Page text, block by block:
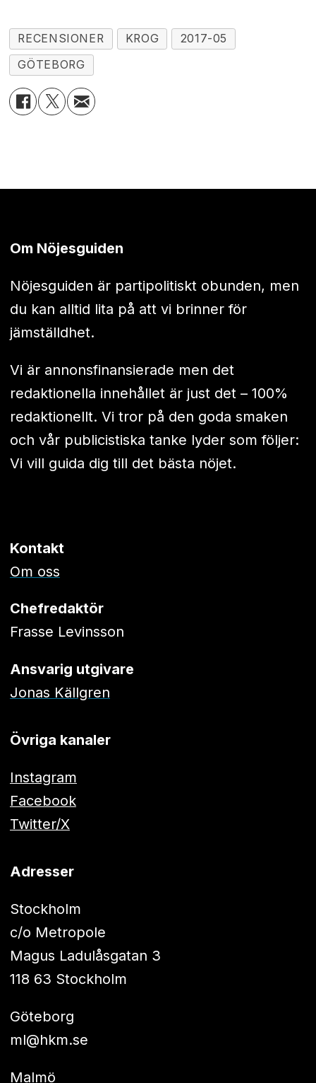
RECENSIONER KROG
2017-05
GÖTEBORG
Om Nöjesguiden
Nöjesguiden är partipolitiskt obunden, men
du kan alltid lita på att vi brinner för
jämställdhet.
Vi är annonsfinansierade men det
redaktionella innehållet är just det – 100%
redaktionellt. Vi tror på den goda smaken
och vår publicistiska tanke lyder som följer:
Vi vill guida dig till det bästa nöjet.
Kontakt
Om oss
Chefredaktör
Frasse Levinsson
Ansvarig utgivare
Jonas Källgren
Övriga kanaler
Instagram
Facebook
Twitter/X
Adresser
Stockholm
c/o Metropole
Magus Ladulåsgatan 3
118 63 Stockholm
Göteborg
ml@hkm.se
Malmö